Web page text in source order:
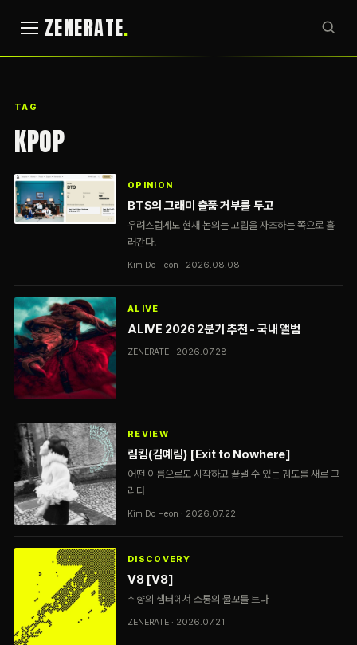
ZENERATE
TAG
KPOP
OPINION
BTS의 그래미 출품 거부를 두고
우려스럽게도 현재 논의는 고립을 자초하는 쪽으로 흘
러간다.
Kim Do Heon · 2026.08.08
ALIVE
ALIVE 2026 2분기 추천 - 국내 앨범
ZENERATE · 2026.07.28
REVIEW
림킴(김예림) [Exit to Nowhere]
어떤 이름으로도 시작하고 끝낼 수 있는 궤도를 새로 그
리다
Kim Do Heon · 2026.07.22
DISCOVERY
V8 [V8]
취향의 샘터에서 소통의 물꼬를 트다
ZENERATE · 2026.07.21